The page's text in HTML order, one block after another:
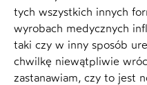
tych wszystkich innych
wyrobach medycznych
taki czy w inny sposób
chwilkę niewątpliwie
zastanawiam, czy to jest